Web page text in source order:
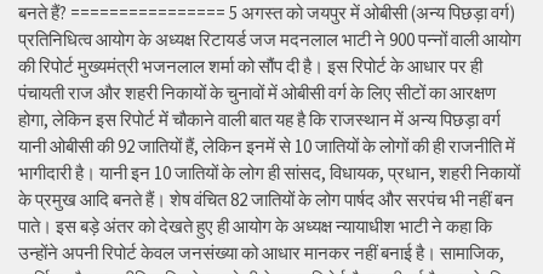
बनते हैं? ================ 5 अगस्त को जयपुर में ओबीसी (अन्य पिछड़ा वर्ग)
प्रतिनिधित्व आयोग के अध्यक्ष रिटायर्ड जज मदनलाल भाटी ने 900 पन्नों वाली आयोग
की रिपोर्ट मुख्यमंत्री भजनलाल शर्मा को सौंप दी है। इस रिपोर्ट के आधार पर ही
पंचायती राज और शहरी निकायों के चुनावों में ओबीसी वर्ग के लिए सीटों का आरक्षण
होगा, लेकिन इस रिपोर्ट में चौकाने वाली बात यह है कि राजस्थान में अन्य पिछड़ा वर्ग
यानी ओबीसी की 92 जातियों हैं, लेकिन इनमें से 10 जातियों के लोगों की ही राजनीति में
भागीदारी है। यानी इन 10 जातियों के लोग ही सांसद, विधायक, प्रधान, शहरी निकायों
के प्रमुख आदि बनते हैं। शेष वंचित 82 जातियों के लोग पार्षद और सरपंच भी नहीं बन
पाते। इस बड़े अंतर को देखते हुए ही आयोग के अध्यक्ष न्यायाधीश भाटी ने कहा कि
उन्होंने अपनी रिपोर्ट केवल जनसंख्या को आधार मानकर नहीं बनाई है। सामाजिक,